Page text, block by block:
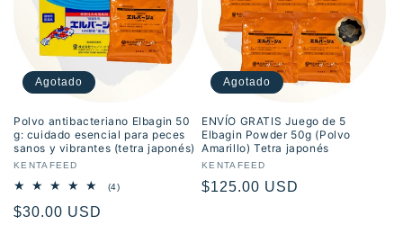
n
:
Agotado
Polvo antibacteriano Elbagin 50
g: cuidado esencial para peces
sanos y vibrantes (tetra japonés)
Proveedor:
KENTAFEED
(4)4
Precio
$30.00 USD
Agotado
ENVÍO GRATIS Juego de 5
Elbagin Powder 50g (Polvo
Amarillo) Tetra japonés
Proveedor:
KENTAFEED
Precio
$125.00 USD